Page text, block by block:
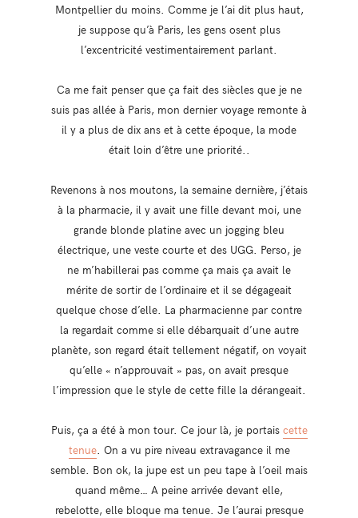
Montpellier du moins. Comme je l’ai dit plus haut,
je suppose qu’à Paris, les gens osent plus
l’excentricité vestimentairement parlant.
Ca me fait penser que ça fait des siècles que je ne
suis pas allée à Paris, mon dernier voyage remonte à
il y a plus de dix ans et à cette époque, la mode
était loin d’être une priorité..
Revenons à nos moutons, la semaine dernière, j’étais
à la pharmacie, il y avait une fille devant moi, une
grande blonde platine avec un jogging bleu
électrique, une veste courte et des UGG. Perso, je
ne m’habillerai pas comme ça mais ça avait le
mérite de sortir de l’ordinaire et il se dégageait
quelque chose d’elle. La pharmacienne par contre
la regardait comme si elle débarquait d’une autre
planète, son regard était tellement négatif, on voyait
qu’elle « n’approuvait » pas, on avait presque
l’impression que le style de cette fille la dérangeait.
Puis, ça a été à mon tour. Ce jour là, je portais cette
tenue. On a vu pire niveau extravagance il me
semble. Bon ok, la jupe est un peu tape à l’oeil mais
quand même… A peine arrivée devant elle,
rebelotte, elle bloque ma tenue. Je l’aurai presque